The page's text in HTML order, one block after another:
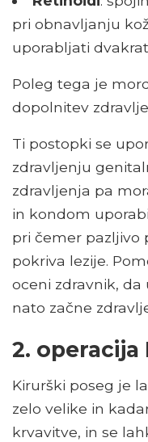
pri obnavljanju
uporabljati
Poleg tega je
dopolnitev
Ti postopki se
zdravljenju
zdravljenja pa
in kondom
pri čemer pazljivo
pokriva lezije.
oceni zdravnik, da
nato začne
2. operacija
Kirurški poseg je
zelo velike in
krvavitve, in se